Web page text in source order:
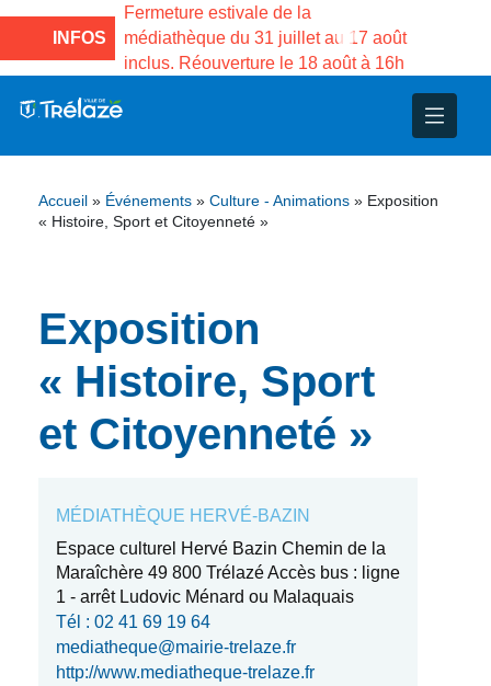
INFOS
la Maison des
de Gama du
Fermeture estivale de la
médiathèque du 31 juillet au 17 août
inclus. Réouverture le 18 août à 16h
Projets
– Jumelage
Accueil » Événements » Culture - Animations » Exposition
« Histoire, Sport et Citoyenneté »
Exposition
« Histoire, Sport
et Citoyenneté »
MÉDIATHÈQUE HERVÉ-BAZIN
Espace culturel Hervé Bazin Chemin de la
Maraîchère 49 800 Trélazé Accès bus : ligne
1 - arrêt Ludovic Ménard ou Malaquais
Tél : 02 41 69 19 64
mediatheque@mairie-trelaze.fr
http://www.mediatheque-trelaze.fr